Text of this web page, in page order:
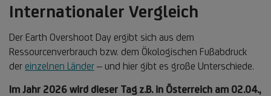
Internationaler Vergleich
Der Earth Overshoot Day ergibt sich aus dem
Ressourcenverbrauch bzw. dem Ökologischen Fußabdruck
der einzelnen Länder – und hier gibt es große Unterschiede.
Im Jahr 2026 wird dieser Tag z.B. in Österreich am 02.04.,